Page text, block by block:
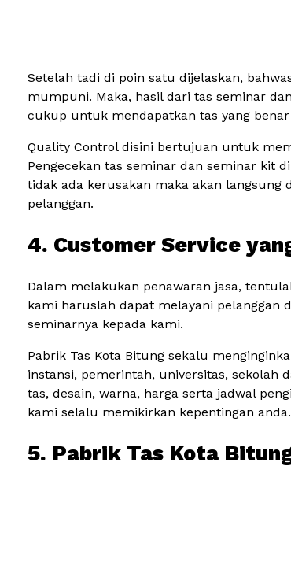
Setelah tadi di poin satu dijelaskan,
mumpuni. Maka, hasil dari tas seminar
cukup untuk mendapatkan tas yang
Quality Control disini bertujuan untuk
Pengecekan tas seminar dan seminar kit
tidak ada kerusakan maka akan
pelanggan.
4. Customer Service
Dalam melakukan penawaran jasa,
kami haruslah dapat melayani pelanggan
seminarnya kepada kami.
Pabrik Tas Kota Bitung sekalu
instansi, pemerintah, universitas, sekolah
tas, desain, warna, harga serta jadwal
kami selalu memikirkan kepentingan anda.
5. Pabrik Tas Kota